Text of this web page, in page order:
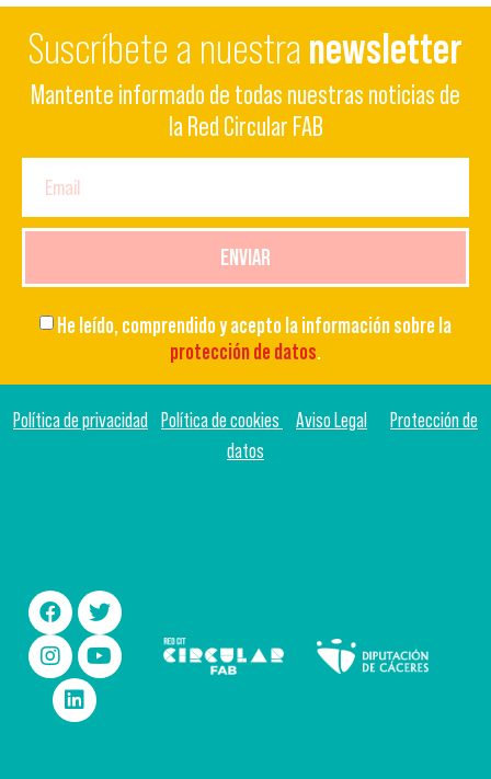
Suscríbete a nuestra newsletter
Mantente informado de todas nuestras noticias de
la Red Circular FAB
He leído, comprendido y acepto la información sobre la
protección de datos.
ENVIAR
Política de privacidad Política de cookies Aviso Legal
Protección de
datos